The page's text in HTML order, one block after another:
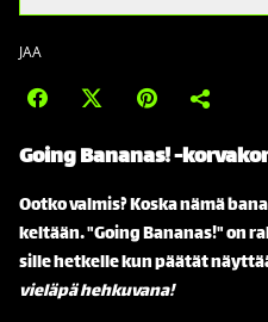
JAA
Going Bananas!-
Ootko valmis? Koska nämä
keltään. "Going Bananas!" on
sille hetkelle kun päätät
vieläpä hehkuvana!